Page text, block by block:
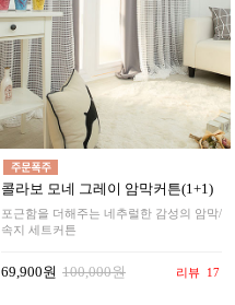
콜라보 모네 그레이 암막커튼(1+1)
포근함을 더해주는 네추럴한 감성의 암막/
속지 세트커튼
69,900원 100,000원 리뷰 17